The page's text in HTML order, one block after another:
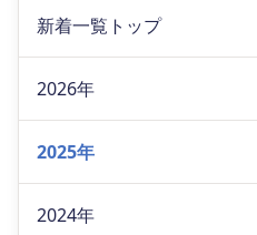
新着一覧トップ
2026年
2025年
2024年